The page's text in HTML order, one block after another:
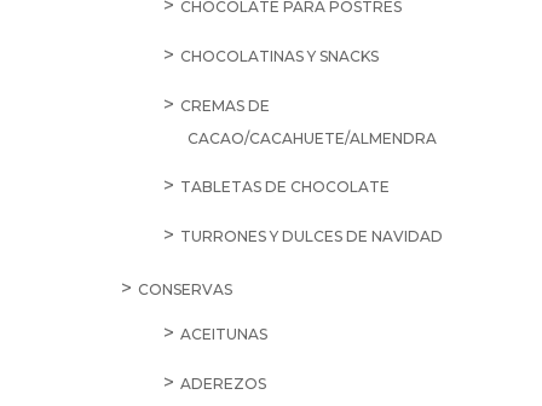
CHOCOLATE PARA POSTRES
CHOCOLATINAS Y SNACKS
CREMAS DE
CACAO/CACAHUETE/ALMENDRA
TABLETAS DE CHOCOLATE
TURRONES Y DULCES DE NAVIDAD
CONSERVAS
ACEITUNAS
ADEREZOS